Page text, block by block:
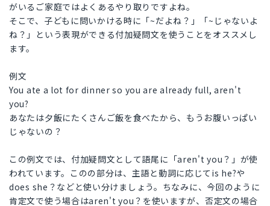
がいるご家庭ではよくあるやり取りですよね。
そこで、子どもに問いかける時に「~だよね？」「~じゃないよ
ね？」という表現ができる付加疑問文を使うことをオススメし
ます。
例文
You ate a lot for dinner so you are already full, aren't
you?
あなたは夕飯にたくさんご飯を食べたから、もうお腹いっぱい
じゃないの？
この例文では、付加疑問文として語尾に「aren't you？」が使
われています。このの部分は、主語と動詞に応じてis he?や
does she？などと使い分けましょう。ちなみに、今回のように
肯定文で使う場合はaren't you？を使いますが、否定文の場合